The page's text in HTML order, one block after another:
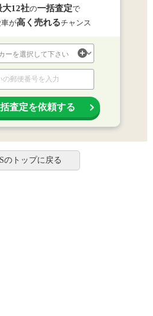
大12社の一括査定で
が高く売れるチャンス
査定を依頼する
のトップに戻る